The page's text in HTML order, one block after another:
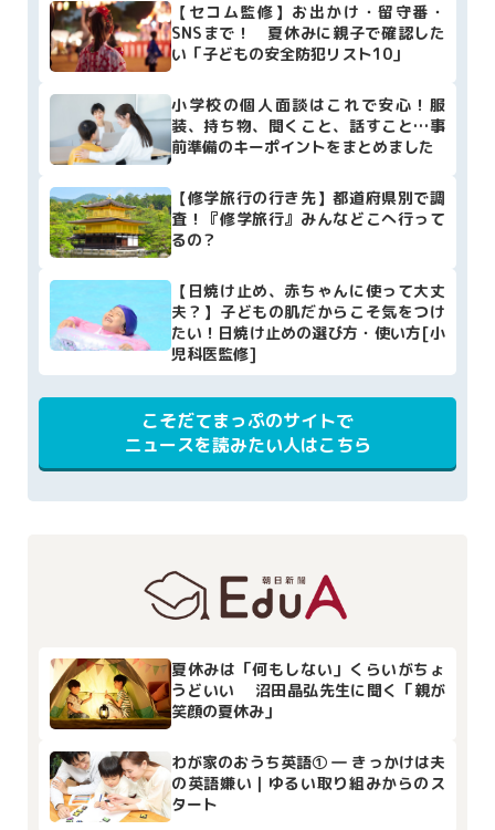
【セコム監修】お出かけ・留守番・
SNSまで！ 夏休みに親子で確認した
い「子どもの安全防犯リスト10」
小学校の個人面談はこれで安心！服
装、持ち物、聞くこと、話すこと…事
前準備のキーポイントをまとめました
【修学旅行の行き先】都道府県別で調
査！『修学旅行』みんなどこへ行って
るの？
【日焼け止め、赤ちゃんに使って大丈
夫？】子どもの肌だからこそ気をつけ
たい！日焼け止めの選び方・使い方[小
児科医監修]
こそだてまっぷのサイトで
ニュースを読みたい人はこちら
夏休みは「何もしない」くらいがちょ
うどいい 沼田晶弘先生に聞く「親が
笑顔の夏休み」
わが家のおうち英語① ― きっかけは夫
の英語嫌い｜ゆるい取り組みからのス
タート